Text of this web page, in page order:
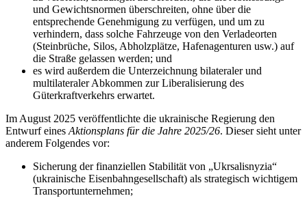
und Gewichtsnormen überschreiten, ohne über die
entsprechende Genehmigung zu verfügen, und um zu
verhindern, dass solche Fahrzeuge von den Verladeorten
(Steinbrüche, Silos, Abholzplätze, Hafenagenturen usw.) auf
die Straße gelassen werden; und
es wird außerdem die Unterzeichnung bilateraler und
multilateraler Abkommen zur Liberalisierung des
Güterkraftverkehrs erwartet.
Im August 2025 veröffentlichte die ukrainische Regierung den
Entwurf eines Aktionsplans für die Jahre 2025/26. Dieser sieht unter
anderem Folgendes vor:
Sicherung der finanziellen Stabilität von „Ukrsalisnyzia“
(ukrainische Eisenbahngesellschaft) als strategisch wichtigem
Transportunternehmen;